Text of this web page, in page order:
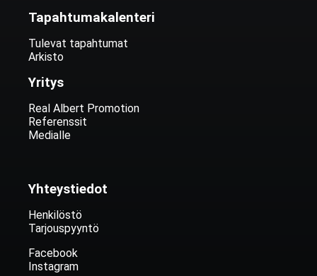
Tapahtumakalenteri
Tulevat tapahtumat
Arkisto
Yritys
Real Albert Promotion
Referenssit
Medialle
Yhteystiedot
Henkilöstö
Tarjouspyyntö
Facebook
Instagram